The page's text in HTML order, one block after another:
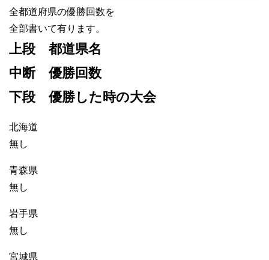
全都道府県の優勝回数を
全部書いて有ります。
上段 都道県名
中断 優勝回数
下段 優勝した時の大会
北海道
無し
青森県
無し
岩手県
無し
宮城県